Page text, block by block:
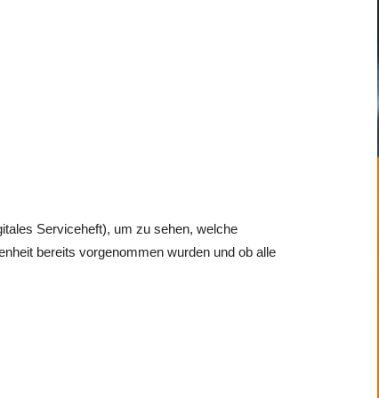
Serviceheft), um zu sehen, welche
bereits vorgenommen wurden und ob alle